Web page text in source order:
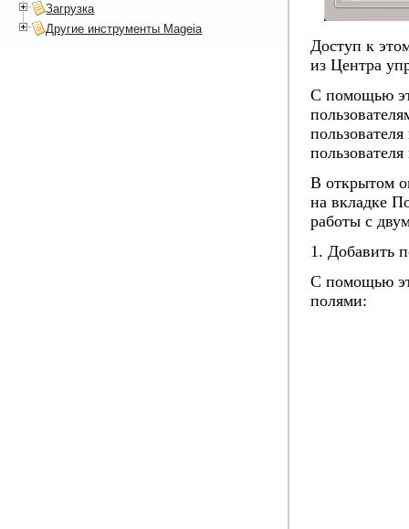
Доступ к
из Центра
С помощью
В открытом
на вкладке
работы с
1. Добавить
С помощью
полями:
Загрузка
Другие инструменты Mageia